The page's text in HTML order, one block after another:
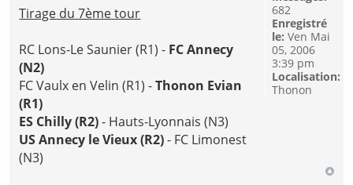
Tirage du 7ème tour
RC Lons-Le Saunier (R1) - FC Annecy
(N2)
FC Vaulx en Velin (R1) -Thonon Evian
(R1)
ES Chilly (R2)- Hauts-Lyonnais (N3)
US Annecy le Vieux (R2)- FC Limonest
(N3)
682
Enregistré
le: Ven Mai
05, 2006
3:39 pm
Localisation:
Thonon